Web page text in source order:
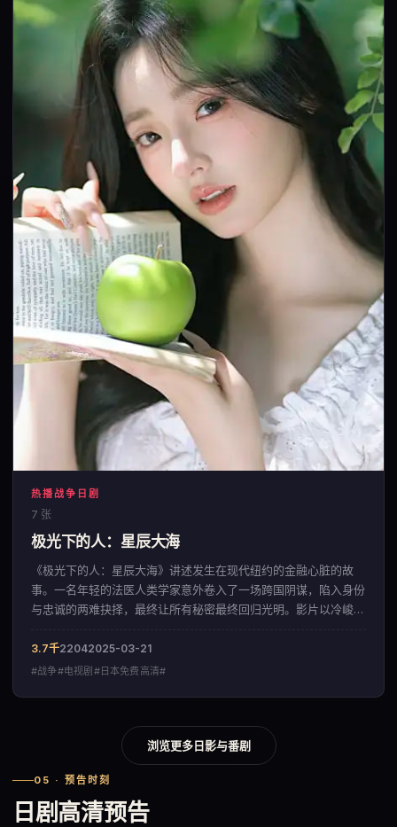
热播战争日剧
7 张
极光下的人：星辰大海
《极光下的人：星辰大海》讲述发生在现代纽约的金融心脏的故
事。一名年轻的法医人类学家意外卷入了一场跨国阴谋，陷入身份
与忠诚的两难抉择，最终让所有秘密最终回归光明。影片以冷峻克
3.7千22042025-03-21
#战争#电视剧#日本免费高清#
浏览更多日影与番剧
05 · 预告时刻
日剧高清预告